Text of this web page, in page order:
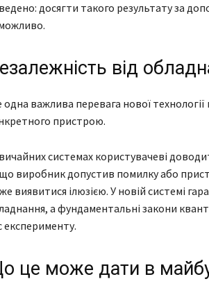
досягти такого результату за
від
важлива перевага нової
пристрою.
системах користувачеві
виробник допустив помилку або
виявитися ілюзією. У новій системі
а фундаментальні закони
експерименту.
це може дати в